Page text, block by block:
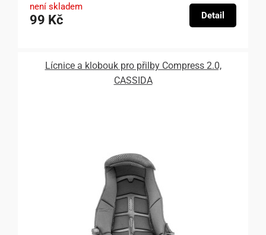
není skladem
99 Kč Detail
Lícnice a klobouk pro přilby Compress 2.0,
CASSIDA